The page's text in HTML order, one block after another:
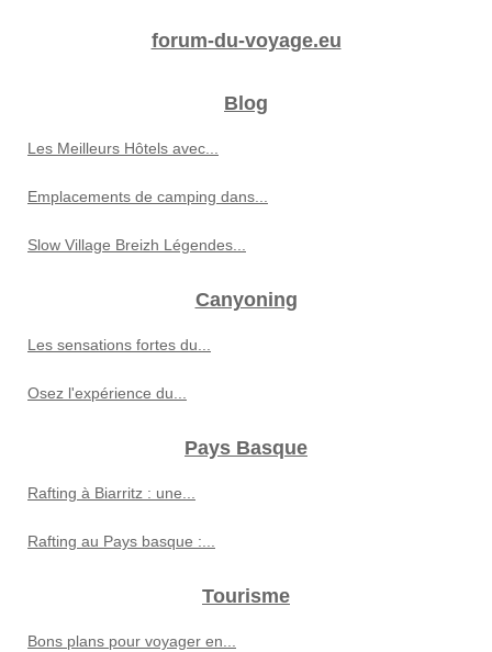
forum-du-voyage.eu
Blog
Les Meilleurs Hôtels avec...
Emplacements de camping dans...
Slow Village Breizh Légendes...
Canyoning
Les sensations fortes du...
Osez l'expérience du...
Pays Basque
Rafting à Biarritz : une...
Rafting au Pays basque :...
Tourisme
Bons plans pour voyager en...